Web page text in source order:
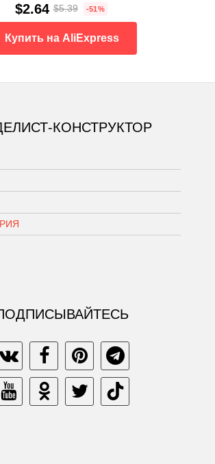
$2.64 $5.39 -51%
Купить на AliExpress
КОНСТРУКТОР